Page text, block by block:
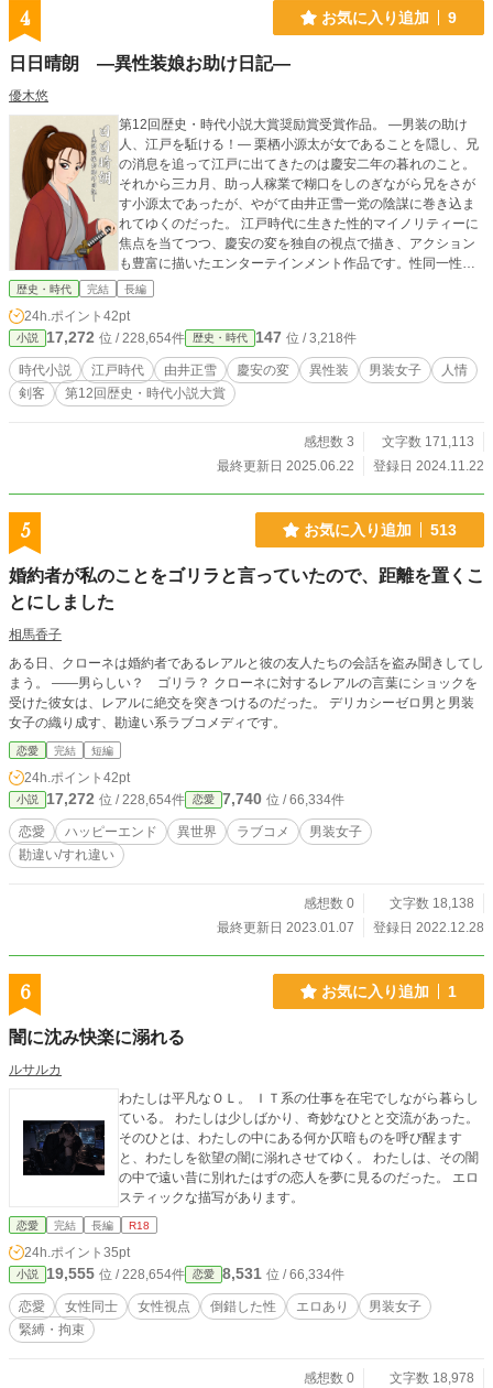
4 お気に入り追加 9
日日晴朗 ―異性装娘お助け日記―
優木悠
第12回歴史・時代小説大賞奨励賞受賞作品。 ―男装の助け
人、江戸を駈ける！― 栗栖小源太が女であることを隠し、兄
の消息を追って江戸に出てきたのは慶安二年の暮れのこと。
それから三カ月、助っ人稼業で糊口をしのぎながら兄をさが
す小源太であったが、やがて由井正雪一党の陰謀に巻き込ま
れてゆくのだった。 江戸時代に生きた性的マイノリティーに
焦点を当てつつ、慶安の変を独自の視点で描き、アクション
も豊富に描いたエンターテインメント作品です。性同一性障
害の女性が、人の優しさにささえられ、生きづらい時代を明
歴史・時代 完結 長編
24h.ポイント 42pt
小説 17,272 位 / 228,654件 歴史・時代 147 位 / 3,218件
時代小説 江戸時代 由井正雪 慶安の変 異性装 男装女子
人情
剣客
第12回歴史・時代小説大賞
感想数 3
文字数 171,113
最終更新日 2025.06.22
登録日 2024.11.22
5 お気に入り追加 513
婚約者が私のことをゴリラと言っていたので、距離を置くこ
とにしました
相馬香子
ある日、クローネは婚約者であるレアルと彼の友人たちの会話を盗み聞きしてし
まう。 ――男らしい？ ゴリラ？ クローネに対するレアルの言葉にショックを
受けた彼女は、レアルに絶交を突きつけるのだった。 デリカシーゼロ男と男装
女子の織り成す、勘違い系ラブコメディです。
恋愛 完結 短編
24h.ポイント 42pt
小説 17,272 位 / 228,654件 恋愛 7,740 位 / 66,334件
恋愛 ハッピーエンド 異世界 ラブコメ
男装女子
勘違い/すれ違い
感想数 0
文字数 18,138
最終更新日 2023.01.07
登録日 2022.12.28
6 お気に入り追加 1
闇に沈み快楽に溺れる
ルサルカ
わたしは平凡なＯＬ。 ＩＴ系の仕事を在宅でしながら暮らし
ている。 わたしは少しばかり、奇妙なひとと交流があった。
そのひとは、わたしの中にある何か仄暗ものを呼び醒ます
と、わたしを欲望の闇に溺れさせてゆく。 わたしは、その闇
の中で遠い昔に別れたはずの恋人を夢に見るのだった。 エロ
スティックな描写があります。
恋愛 完結 長編 R18
24h.ポイント 35pt
小説 19,555 位 / 228,654件 恋愛 8,531 位 / 66,334件
恋愛 女性同士 女性視点 倒錯した性 エロあり
男装女子
緊縛・拘束
感想数 0 文字数 18,978